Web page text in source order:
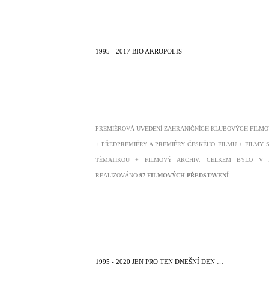
1995 - 2017 BIO AKROPOLIS
PREMIÉROVÁ UVEDENÍ ZAHRANIČNÍCH KLUBOVÝCH
+ PŘEDPREMIÉRY A PREMIÉRY ČESKÉHO FILMU + FILMY
TÉMATIKOU + FILMOVÝ ARCHIV. CELKEM BYLO V
REALIZOVÁNO 97 FILMOVÝCH PŘEDSTAVENÍ
1995 - 2020 JEN PRO TEN DNEŠNÍ DEN …